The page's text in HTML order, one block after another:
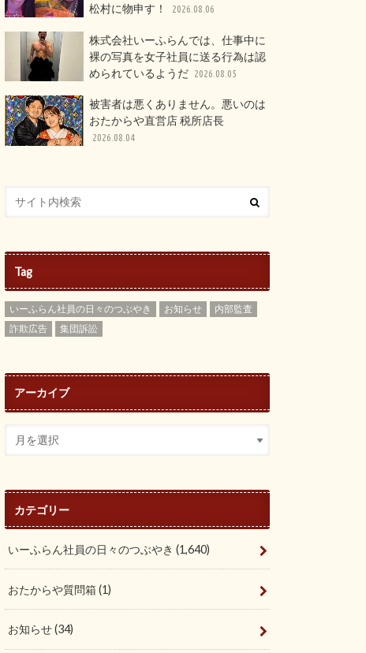
松村に物申す！
2026.08.06
株式会社いーふらんでは、仕事中に
裸の写真を女子社員に送る行為は認
められているようだ 2026.08.05
被害者は悪くありません。悪いのは
おたからや直営店 税所店長
2026.08.04
Tag
いーふらん社員の日々のつぶやき お知らせ
内部監査
詐欺広告
集団訴訟
アーカイブ
カテゴリー
いーふらん社員の日々のつぶやき(1,640)
おたからや質問箱(1)
お知らせ(34)